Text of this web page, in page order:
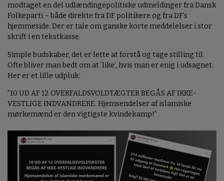
modtaget en del udlændingepolitiske udmeldinger fra Dansk
Folkeparti – både direkte fra DF politikere og fra DF’s
hjemmeside. Der er tale om ganske korte meddelelser i stor
skrift i en tekstkasse.
Simple budskaber, det er lette at forstå og tage stilling til.
Ofte bliver man bedt om at ’like’, hvis man er enig i udsagnet.
Her er et lille udpluk:
”10 UD AF 12 OVERFALDSVOLDTÆGTER BEGÅS AF IKKE-
VESTLIGE INDVANDRERE. Hjemsendelser af islamiske
mørkemænd er den vigtigste kvindekamp!”